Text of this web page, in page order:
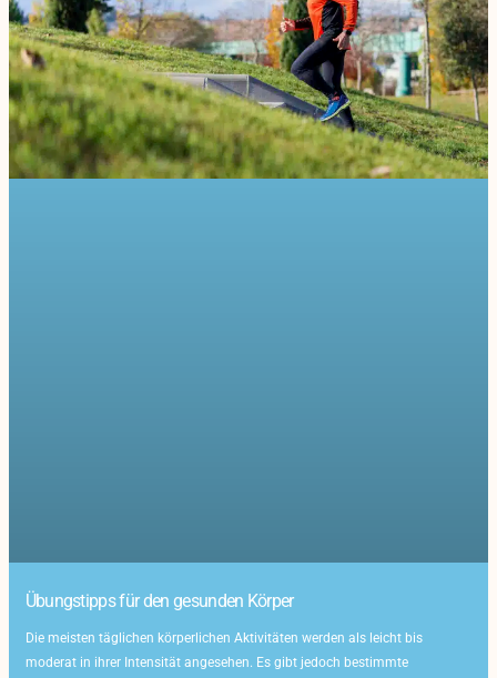
Übungstipps für den gesunden Körper
Die meisten täglichen körperlichen Aktivitäten werden als leicht bis
moderat in ihrer Intensität angesehen. Es gibt jedoch bestimmte